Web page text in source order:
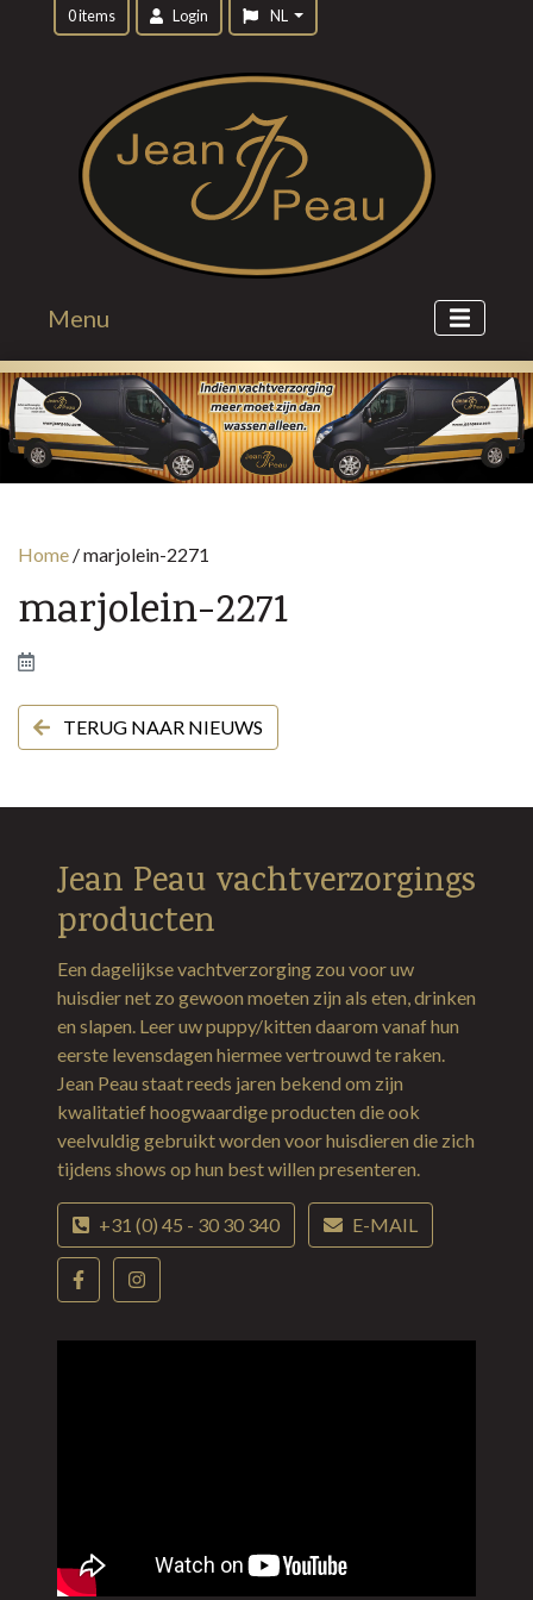
0 items Login NL
Menu
Home /marjolein-2271
marjolein-2271
TERUG NAAR NIEUWS
Jean Peau vachtverzorgings
producten
Een dagelijkse vachtverzorging zou voor uw
huisdier net zo gewoon moeten zijn als eten, drinken
en slapen. Leer uw puppy/kitten daarom vanaf hun
eerste levensdagen hiermee vertrouwd te raken.
Jean Peau staat reeds jaren bekend om zijn
kwalitatief hoogwaardige producten die ook
veelvuldig gebruikt worden voor huisdieren die zich
tijdens shows op hun best willen presenteren.
+31 (0) 45 - 30 30 340 E-MAIL